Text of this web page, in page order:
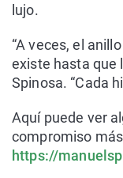
lujo.
“A veces, el
existe hasta que
Spinosa. “Cada
Aquí puede ver
compromiso
https://